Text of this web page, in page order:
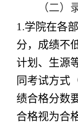
（二）
1.学院在各
分，成绩不
计划、生源
同考试方式
绩合格分数
合格视为合